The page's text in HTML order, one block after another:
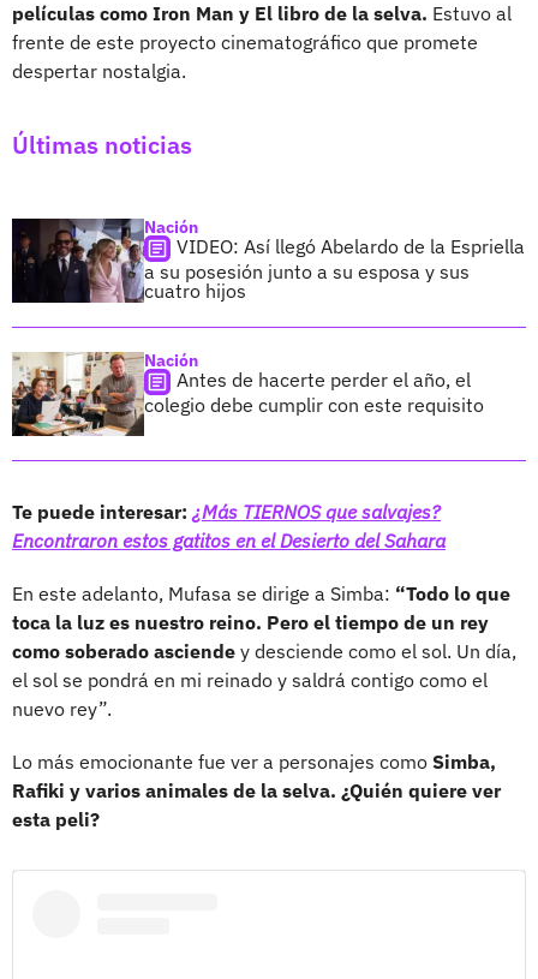
películas como Iron Man y El libro de la selva. Estuvo al
frente de este proyecto cinematográfico que promete
despertar nostalgia.
Últimas noticias
Nación
VIDEO: Así llegó Abelardo de la Espriella
a su posesión junto a su esposa y sus
cuatro hijos
Nación
Antes de hacerte perder el año, el
colegio debe cumplir con este requisito
Te puede interesar: ¿Más TIERNOS que salvajes?
Encontraron estos gatitos en el Desierto del Sahara
En este adelanto, Mufasa se dirige a Simba: “Todo lo que
toca la luz es nuestro reino. Pero el tiempo de un rey
como soberado asciende y desciende como el sol. Un día,
el sol se pondrá en mi reinado y saldrá contigo como el
nuevo rey”.
Lo más emocionante fue ver a personajes como Simba,
Rafiki y varios animales de la selva. ¿Quién quiere ver
esta peli?